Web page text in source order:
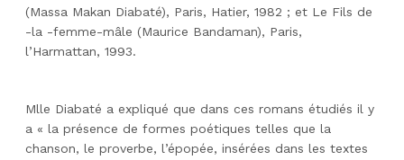
(Massa Makan Diabaté), Paris, Hatier, 1982 ; et Le Fils de
-la -femme-mâle (Maurice Bandaman), Paris,
l’Harmattan, 1993.
Mlle Diabaté a expliqué que dans ces romans étudiés il y
a « la présence de formes poétiques telles que la
chanson, le proverbe, l’épopée, insérées dans les textes